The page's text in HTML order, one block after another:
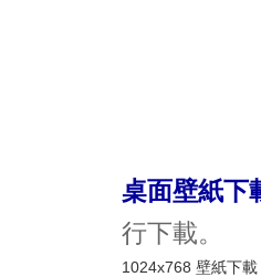
桌面壁紙下
行下載。
1024x768 壁紙下載